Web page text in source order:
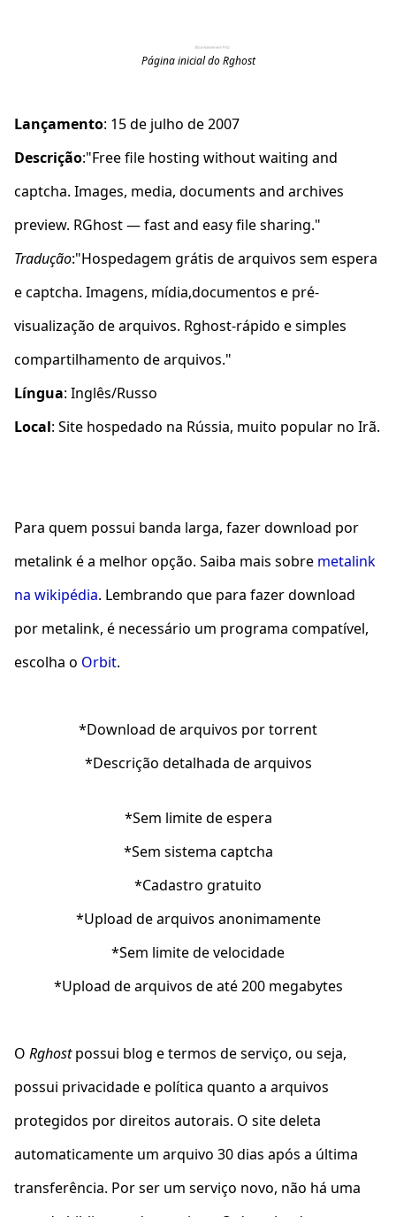
Página inicial do Rghost
Lançamento: 15 de julho de 2007
Descrição:"Free file hosting without waiting and
captcha. Images, media, documents and archives
preview. RGhost — fast and easy file sharing."
Tradução:"Hospedagem grátis de arquivos sem espera
e captcha. Imagens, mídia,documentos e pré-
visualização de arquivos. Rghost-rápido e simples
compartilhamento de arquivos."
Língua: Inglês/Russo
Local: Site hospedado na Rússia, muito popular no Irã.
Para quem possui banda larga, fazer download por
metalink é a melhor opção. Saiba mais sobre metalink
na wikipédia. Lembrando que para fazer download
por metalink, é necessário um programa compatível,
escolha o Orbit.
*Download de arquivos por torrent
*Descrição detalhada de arquivos
*Sem limite de espera
*Sem sistema captcha
*Cadastro gratuito
*Upload de arquivos anonimamente
*Sem limite de velocidade
*Upload de arquivos de até 200 megabytes
O Rghostpossui blog e termos de serviço, ou seja,
possui privacidade e política quanto a arquivos
protegidos por direitos autorais. O site deleta
automaticamente um arquivo 30 dias após a última
transferência. Por ser um serviço novo, não há uma